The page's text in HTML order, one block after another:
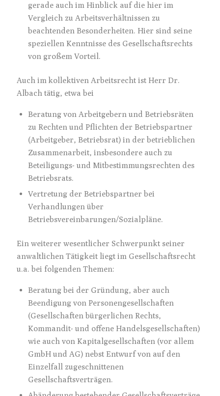
gerade auch im Hinblick auf die hier im
Vergleich zu Arbeitsverhältnissen zu
beachtenden Besonderheiten. Hier sind seine
speziellen Kenntnisse des Gesellschaftsrechts
von großem Vorteil.
Auch im kollektiven Arbeitsrecht ist Herr Dr.
Albach tätig, etwa bei
Beratung von Arbeitgebern und Betriebsräten
zu Rechten und Pflichten der Betriebspartner
(Arbeitgeber, Betriebsrat) in der betrieblichen
Zusammenarbeit, insbesondere auch zu
Beteiligungs- und Mitbestimmungsrechten des
Betriebsrats.
Vertretung der Betriebspartner bei
Verhandlungen über
Betriebsvereinbarungen/Sozialpläne.
Ein weiterer wesentlicher Schwerpunkt seiner
anwaltlichen Tätigkeit liegt im Gesellschaftsrecht
u.a. bei folgenden Themen:
Beratung bei der Gründung, aber auch
Beendigung von Personengesellschaften
(Gesellschaften bürgerlichen Rechts,
Kommandit- und offene Handelsgesellschaften)
wie auch von Kapitalgesellschaften (vor allem
GmbH und AG) nebst Entwurf von auf den
Einzelfall zugeschnittenen
Gesellschaftsverträgen.